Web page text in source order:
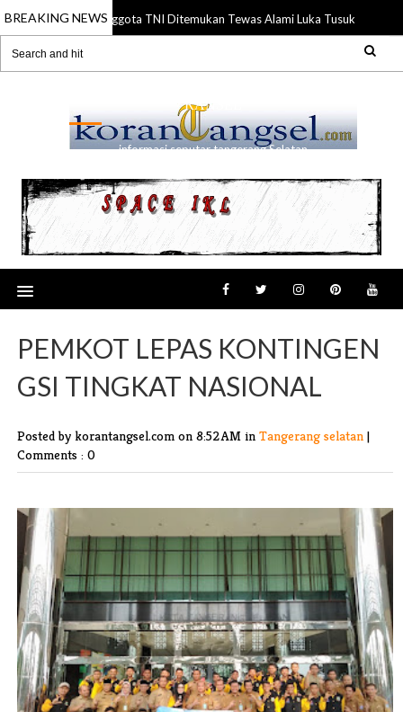
BREAKING NEWS
21 Jul 2026 Anggota TNI Ditemukan Tewas Alami Luka Tusuk di Gading
RANSEL
informasi seputar tangerang Selatan
PEMKOT LEPAS KONTINGEN
GSI TINGKAT NASIONAL
Posted by korantangsel.com on 8:52 AM in Tangerang selatan |
Comments : 0